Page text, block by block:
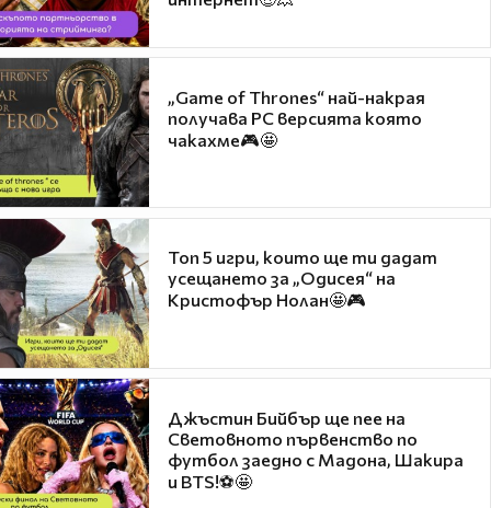
„Game of Thrones“ най-накрая
получава PC версията която
чакахме🎮🤩
Топ 5 игри, които ще ти дадат
усещането за „Одисея“ на
Кристофър Нолан🤩🎮
Джъстин Бийбър ще пее на
Световното първенство по
футбол заедно с Мадона, Шакира
и BTS!⚽🤩